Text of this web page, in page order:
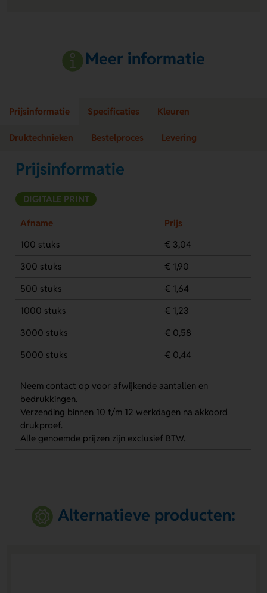
Meer informatie
Prijsinformatie Specificaties Kleuren
Druktechnieken Bestelproces Levering
Prijsinformatie
DIGITALE PRINT
Afname
Prijs
100 stuks
€ 3,04
300 stuks
€ 1,90
500 stuks
€ 1,64
1000 stuks
€ 1,23
3000 stuks
€ 0,58
5000 stuks
€ 0,44
Neem contact op voor afwijkende aantallen en
bedrukkingen.
Verzending binnen 10 t/m 12 werkdagen na akkoord
drukproef.
Alle genoemde prijzen zijn exclusief BTW.
Alternatieve producten: